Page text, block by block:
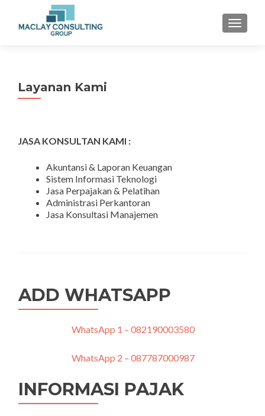
Layanan Kami
JASA KONSULTAN KAMI :
Akuntansi & Laporan Keuangan
Sistem Informasi Teknologi
Jasa Perpajakan & Pelatihan
Administrasi Perkantoran
Jasa Konsultasi Manajemen
ADD WHATSAPP
WhatsApp 1 – 082190003580
WhatsApp 2 – 087787000987
INFORMASI PAJAK